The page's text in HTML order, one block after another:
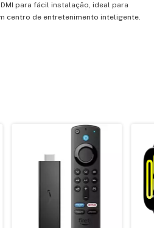
para fácil instalação, ideal para
centro de entretenimento inteligente.